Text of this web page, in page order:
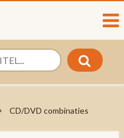
CD/DVD combinaties